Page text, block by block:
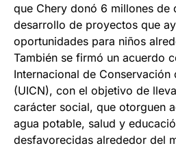
que Chery donó 6 millones de
desarrollo de proyectos que
oportunidades para niños
También se firmó un acuerdo
Internacional de Conservación
(UICN), con el objetivo de
carácter social, que otorguen
agua potable, salud y
desfavorecidas alrededor del